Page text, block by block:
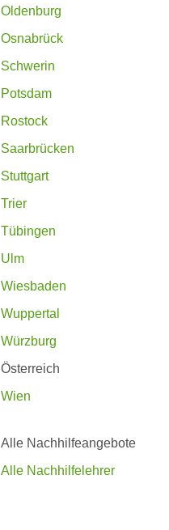
Oldenburg
Osnabrück
Schwerin
Potsdam
Rostock
Saarbrücken
Stuttgart
Trier
Tübingen
Ulm
Wiesbaden
Wuppertal
Würzburg
Österreich
Wien
Alle Nachhilfeangebote
Alle Nachhilfelehrer